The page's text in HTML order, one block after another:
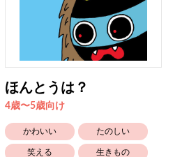
ほんとうは？
4歳〜5歳向け
かわいい たのしい
笑える 生きもの